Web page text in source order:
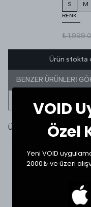
S M
RENK
₺
Ürün stokta
BENZER ÜRÜNLERİ
Ürün Detayı
VOID
Özel
Yeni VOID
2000₺ ve üzeri